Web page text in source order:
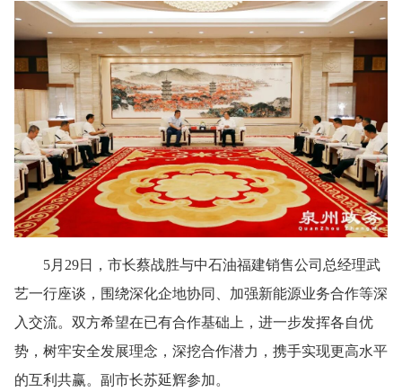
5月29日，市长蔡战胜与中石油福建销售公司总经理武
艺一行座谈，围绕深化企地协同、加强新能源业务合作等深
入交流。双方希望在已有合作基础上，进一步发挥各自优
势，树牢安全发展理念，深挖合作潜力，携手实现更高水平
的互利共赢。副市长苏延辉参加。